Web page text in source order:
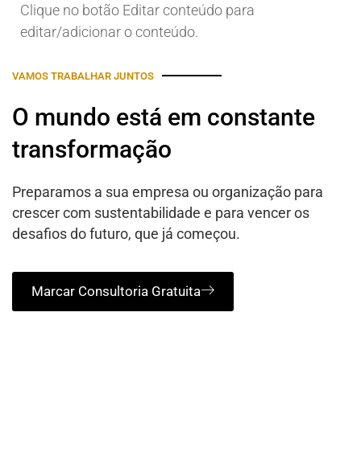
Clique no botão Editar conteúdo para
editar/adicionar o conteúdo.
VAMOS TRABALHAR JUNTOS
O mundo está em constante
transformação
Preparamos a sua empresa ou organização para
crescer com sustentabilidade e para vencer os
desafios do futuro, que já começou.
Marcar Consultoria Gratuita